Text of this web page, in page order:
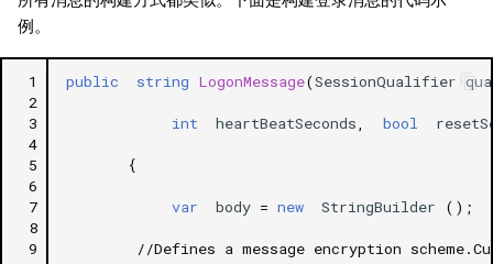
例。
1
2
3
4
5
6
7
8
9
public string LogonMessage(SessionQualifier
int heartBeatSeconds bool
{
var body = new StringBuilder ();
//Defines a message encryption